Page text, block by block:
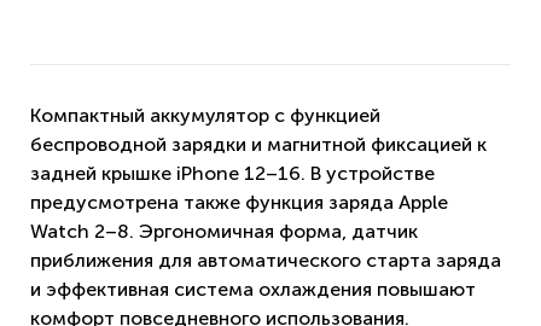
Компактный аккумулятор с функцией
беспроводной зарядки и магнитной фиксацией к
задней крышке iPhone 12–16. В устройстве
предусмотрена также функция заряда Apple
Watch 2–8. Эргономичная форма, датчик
приближения для автоматического старта заряда
и эффективная система охлаждения повышают
комфорт повседневного использования.